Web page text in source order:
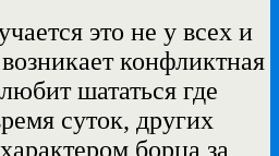
это не у всех и
конфликтная
шататься где
суток, других
борца за